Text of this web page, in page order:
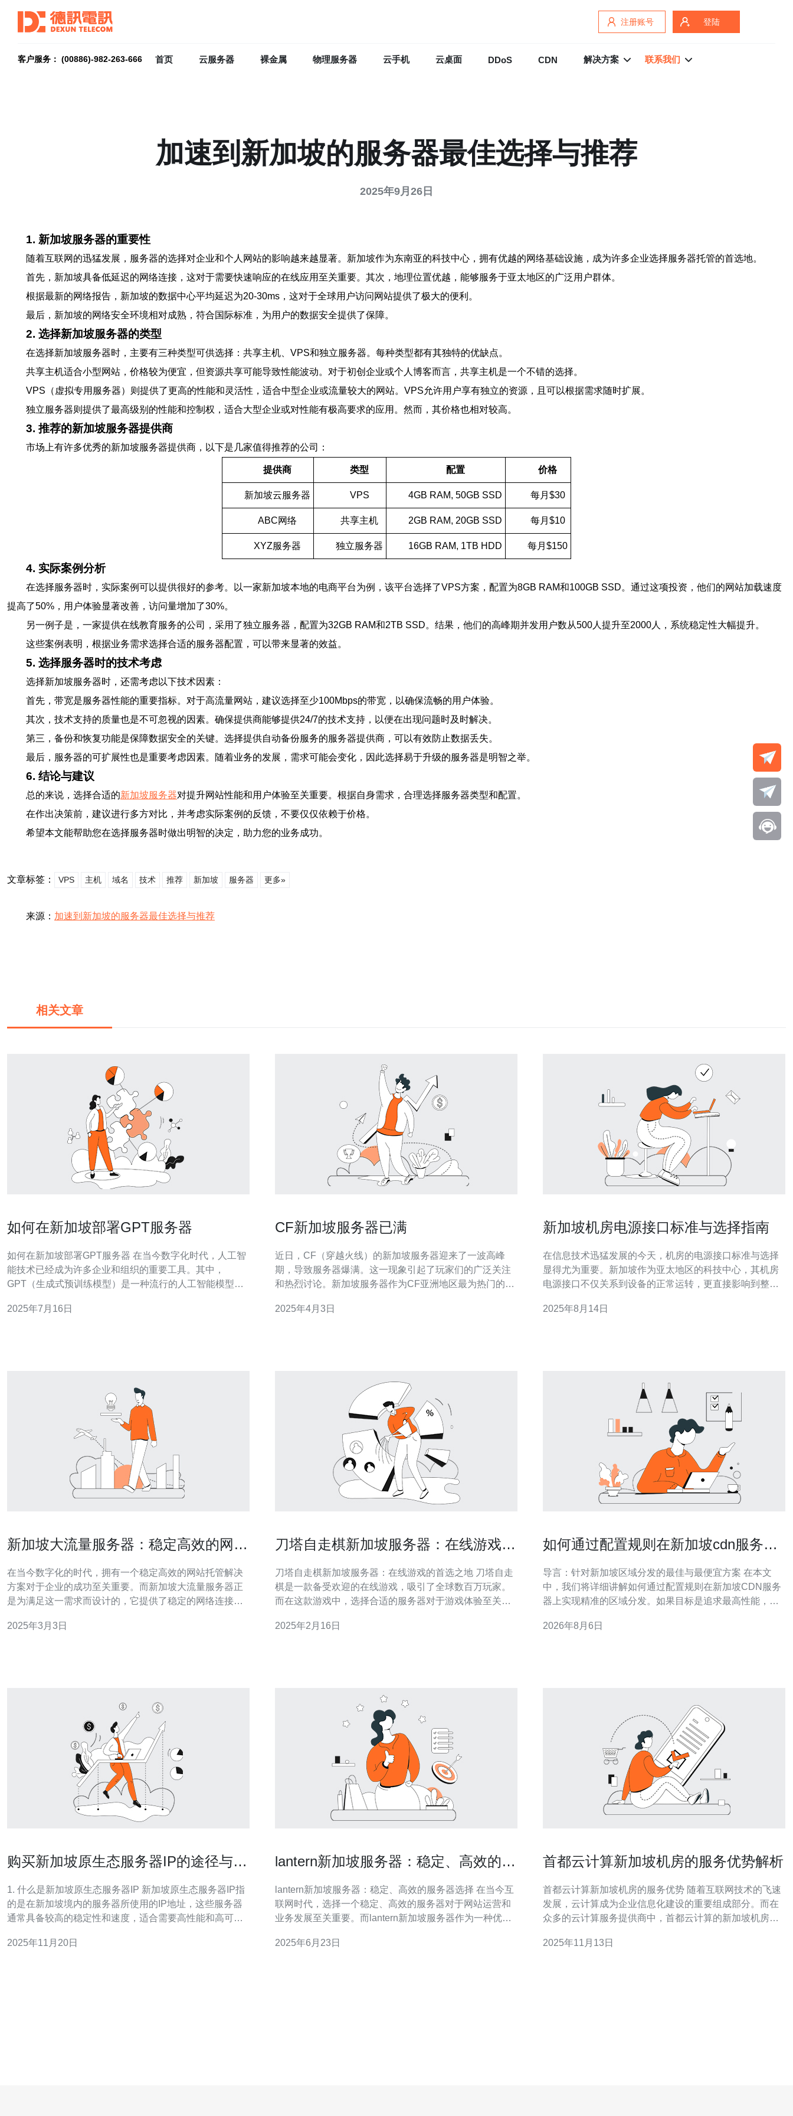
注册账号 登陆
客户服务： (00886)-982-263-666 首页 云服务器 裸金属 物理服务器 云手机 云桌面 DDoS CDN 解决方案 联系我们
加速到新加坡的服务器最佳选择与推荐
2025年9月26日
1. 新加坡服务器的重要性
随着互联网的迅猛发展，服务器的选择对企业和个人网站的影响越来越显著。新加坡作为东南亚的科技中心，拥有优越的网络基础设施，成为许多企业选择服务器托管的首选地。
首先，新加坡具备低延迟的网络连接，这对于需要快速响应的在线应用至关重要。其次，地理位置优越，能够服务于亚太地区的广泛用户群体。
根据最新的网络报告，新加坡的数据中心平均延迟为20-30ms，这对于全球用户访问网站提供了极大的便利。
最后，新加坡的网络安全环境相对成熟，符合国际标准，为用户的数据安全提供了保障。
2. 选择新加坡服务器的类型
在选择新加坡服务器时，主要有三种类型可供选择：共享主机、VPS和独立服务器。每种类型都有其独特的优缺点。
共享主机适合小型网站，价格较为便宜，但资源共享可能导致性能波动。对于初创企业或个人博客而言，共享主机是一个不错的选择。
VPS（虚拟专用服务器）则提供了更高的性能和灵活性，适合中型企业或流量较大的网站。VPS允许用户享有独立的资源，且可以根据需求随时扩展。
独立服务器则提供了最高级别的性能和控制权，适合大型企业或对性能有极高要求的应用。然而，其价格也相对较高。
3. 推荐的新加坡服务器提供商
市场上有许多优秀的新加坡服务器提供商，以下是几家值得推荐的公司：
提供商 类型 配置 价格
新加坡云服务器 VPS 4GB RAM, 50GB SSD 每月$30
ABC网络 共享主机 2GB RAM, 20GB SSD 每月$10
XYZ服务器 独立服务器 16GB RAM, 1TB HDD 每月$150
4. 实际案例分析
在选择服务器时，实际案例可以提供很好的参考。以一家新加坡本地的电商平台为例，该平台选择了VPS方案，配置为8GB RAM和100GB SSD。通过这项投资，他们的网站加载速度
提高了50%，用户体验显著改善，访问量增加了30%。
另一例子是，一家提供在线教育服务的公司，采用了独立服务器，配置为32GB RAM和2TB SSD。结果，他们的高峰期并发用户数从500人提升至2000人，系统稳定性大幅提升。
这些案例表明，根据业务需求选择合适的服务器配置，可以带来显著的效益。
5. 选择服务器时的技术考虑
选择新加坡服务器时，还需考虑以下技术因素：
首先，带宽是服务器性能的重要指标。对于高流量网站，建议选择至少100Mbps的带宽，以确保流畅的用户体验。
其次，技术支持的质量也是不可忽视的因素。确保提供商能够提供24/7的技术支持，以便在出现问题时及时解决。
第三，备份和恢复功能是保障数据安全的关键。选择提供自动备份服务的服务器提供商，可以有效防止数据丢失。
最后，服务器的可扩展性也是重要考虑因素。随着业务的发展，需求可能会变化，因此选择易于升级的服务器是明智之举。
6. 结论与建议
总的来说，选择合适的新加坡服务器对提升网站性能和用户体验至关重要。根据自身需求，合理选择服务器类型和配置。
在作出决策前，建议进行多方对比，并考虑实际案例的反馈，不要仅仅依赖于价格。
希望本文能帮助您在选择服务器时做出明智的决定，助力您的业务成功。
文章标签： VPS 主机 域名 技术 推荐 新加坡 服务器 更多»
来源： 加速到新加坡的服务器最佳选择与推荐
相关文章
如何在新加坡部署GPT服务器
如何在新加坡部署GPT服务器 在当今数字化时代，人工智
能技术已经成为许多企业和组织的重要工具。其中，
GPT（生成式预训练模型）是一种流行的人工智能模型，
坡部署GPT服务器，以便更高效地运行人工智能应用。 在
2025年7月16日
CF新加坡服务器已满
近日，CF（穿越火线）的新加坡服务器迎来了一波高峰
期，导致服务器爆满。这一现象引起了玩家们的广泛关注
和热烈讨论。新加坡服务器作为CF亚洲地区最为热门的服
度。 据了解，新加坡服务器自从最新版本上线以来，玩家
2025年4月3日
新加坡机房电源接口标准与选择指南
在信息技术迅猛发展的今天，机房的电源接口标准与选择
显得尤为重要。新加坡作为亚太地区的科技中心，其机房
电源接口不仅关系到设备的正常运转，更直接影响到整体
准、选择要点及最佳方案，以助您在建设或升级机房时做
2025年8月14日
新加坡大流量服务器：稳定高效的网站
在当今数字化的时代，拥有一个稳定高效的网站托管解决
方案对于企业的成功至关重要。而新加坡大流量服务器正
是为满足这一需求而设计的，它提供了稳定的网络连接、
加坡大流量服务器提供了稳定可靠的网络连接，确保您的
2025年3月3日
刀塔自走棋新加坡服务器：在线游戏的
刀塔自走棋新加坡服务器：在线游戏的首选之地 刀塔自走
棋是一款备受欢迎的在线游戏，吸引了全球数百万玩家。
而在这款游戏中，选择合适的服务器对于游戏体验至关重
为了许多玩家的首选之地。 1. 稳定的网络连接：新加坡作
2025年2月16日
如何通过配置规则在新加坡cdn服务器
导言：针对新加坡区域分发的最佳与最便宜方案 在本文
中，我们将详细讲解如何通过配置规则在新加坡CDN服务
器上实现精准的区域分发。如果目标是追求最高性能，最
缓存策略；如果目标是成本最低，则通过合理设置长期
2026年8月6日
购买新加坡原生态服务器IP的途径与建
1. 什么是新加坡原生态服务器IP 新加坡原生态服务器IP指
的是在新加坡境内的服务器所使用的IP地址，这些服务器
通常具备较高的稳定性和速度，适合需要高性能和高可靠
选择合适的服务商 选择一个信誉良好的服务商是购买新加
2025年11月20日
lantern新加坡服务器：稳定、高效的服
lantern新加坡服务器：稳定、高效的服务器选择 在当今互
联网时代，选择一个稳定、高效的服务器对于网站运营和
业务发展至关重要。而lantern新加坡服务器作为一种优质
用程序的需求。 lantern新加坡服务器以其杰出的稳定性著
2025年6月23日
首都云计算新加坡机房的服务优势解析
首都云计算新加坡机房的服务优势 随着互联网技术的飞速
发展，云计算成为企业信息化建设的重要组成部分。而在
众多的云计算服务提供商中，首都云计算的新加坡机房凭
的目光。本文将从三个方面解析首都云计算新加坡机房的
2025年11月13日